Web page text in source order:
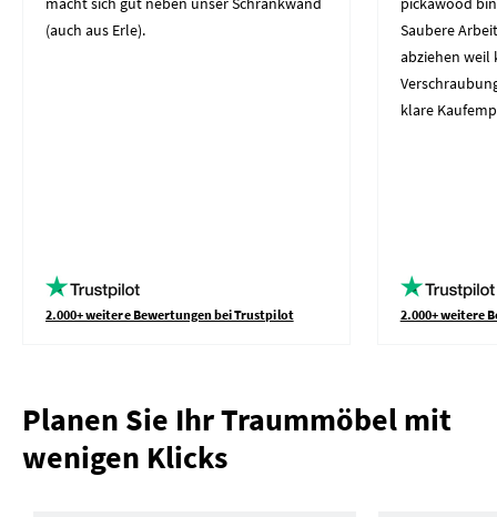
(auch aus Erle).
2.000+ weitere Bewertungen bei Trustpilot
Saubere
abziehen weil
klare
2.000+ weitere
Planen Sie Ihr Traummöbel mit
wenigen Klicks